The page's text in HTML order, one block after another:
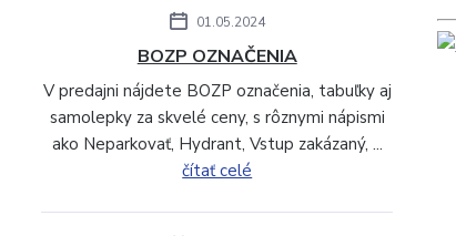
01.05.2024
BOZP OZNAČENIA
V predajni nájdete BOZP označenia, tabuľky aj
samolepky za skvelé ceny, s rôznymi nápismi
ako Neparkovať, Hydrant, Vstup zakázaný, ...
čítať celé